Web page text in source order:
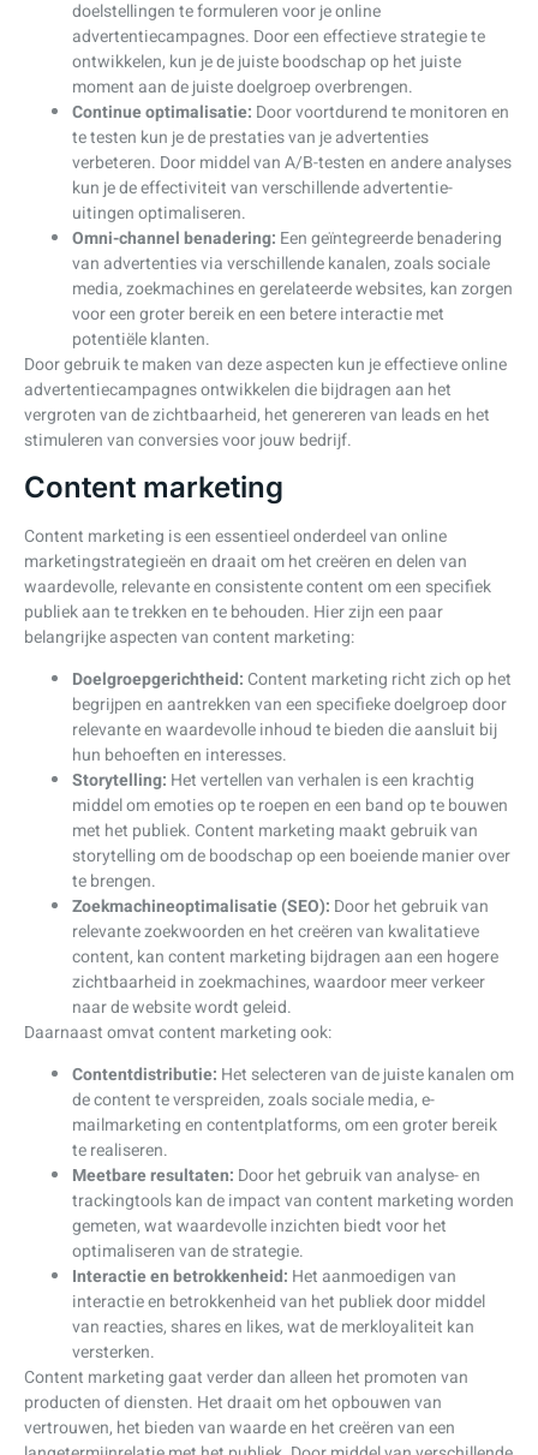
doelstellingen te formuleren voor je online
advertentiecampagnes. Door een effectieve strategie te
ontwikkelen, kun je de juiste boodschap op het juiste
moment aan de juiste doelgroep overbrengen.
Continue optimalisatie: Door voortdurend te monitoren en
te testen kun je de prestaties van je advertenties
verbeteren. Door middel van A/B-testen en andere analyses
kun je de effectiviteit van verschillende advertentie-
uitingen optimaliseren.
Omni-channel benadering: Een geïntegreerde benadering
van advertenties via verschillende kanalen, zoals sociale
media, zoekmachines en gerelateerde websites, kan zorgen
voor een groter bereik en een betere interactie met
potentiële klanten.
Door gebruik te maken van deze aspecten kun je effectieve online
advertentiecampagnes ontwikkelen die bijdragen aan het
vergroten van de zichtbaarheid, het genereren van leads en het
stimuleren van conversies voor jouw bedrijf.
Content marketing
Content marketing is een essentieel onderdeel van online
marketingstrategieën en draait om het creëren en delen van
waardevolle, relevante en consistente content om een specifiek
publiek aan te trekken en te behouden. Hier zijn een paar
belangrijke aspecten van content marketing:
Doelgroepgerichtheid: Content marketing richt zich op het
begrijpen en aantrekken van een specifieke doelgroep door
relevante en waardevolle inhoud te bieden die aansluit bij
hun behoeften en interesses.
Storytelling: Het vertellen van verhalen is een krachtig
middel om emoties op te roepen en een band op te bouwen
met het publiek. Content marketing maakt gebruik van
storytelling om de boodschap op een boeiende manier over
te brengen.
Zoekmachineoptimalisatie (SEO): Door het gebruik van
relevante zoekwoorden en het creëren van kwalitatieve
content, kan content marketing bijdragen aan een hogere
zichtbaarheid in zoekmachines, waardoor meer verkeer
naar de website wordt geleid.
Daarnaast omvat content marketing ook:
Contentdistributie: Het selecteren van de juiste kanalen om
de content te verspreiden, zoals sociale media, e-
mailmarketing en contentplatforms, om een groter bereik
te realiseren.
Meetbare resultaten: Door het gebruik van analyse- en
trackingtools kan de impact van content marketing worden
gemeten, wat waardevolle inzichten biedt voor het
optimaliseren van de strategie.
Interactie en betrokkenheid: Het aanmoedigen van
interactie en betrokkenheid van het publiek door middel
van reacties, shares en likes, wat de merkloyaliteit kan
versterken.
Content marketing gaat verder dan alleen het promoten van
producten of diensten. Het draait om het opbouwen van
vertrouwen, het bieden van waarde en het creëren van een